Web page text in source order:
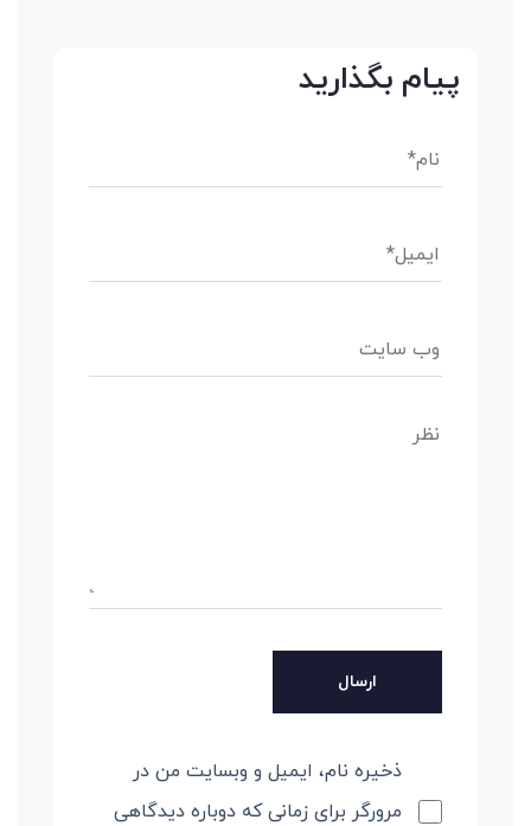
پیام بگذارید
ذخیره نام، ایمیل و وبسایت من در
مرورگر برای زمانی که دوباره دیدگاهی